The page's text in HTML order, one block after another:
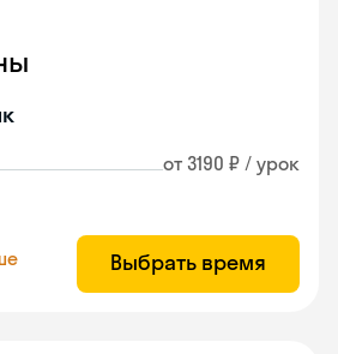
от 3190 ₽ / урок
Выбрать время